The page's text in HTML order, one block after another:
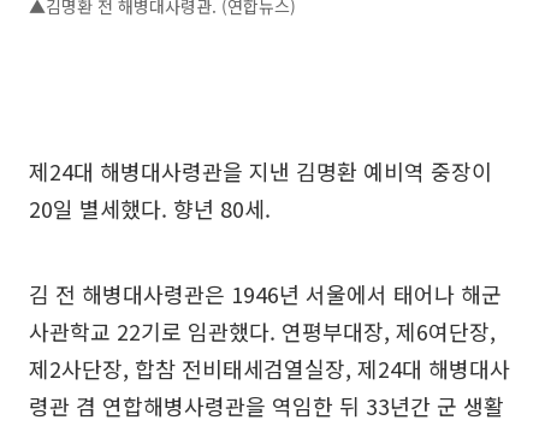
▲김명환 전 해병대사령관. (연합뉴스)
제24대 해병대사령관을 지낸 김명환 예비역 중장이
20일 별세했다. 향년 80세.
김 전 해병대사령관은 1946년 서울에서 태어나 해군
사관학교 22기로 임관했다. 연평부대장, 제6여단장,
제2사단장, 합참 전비태세검열실장, 제24대 해병대사
령관 겸 연합해병사령관을 역임한 뒤 33년간 군 생활